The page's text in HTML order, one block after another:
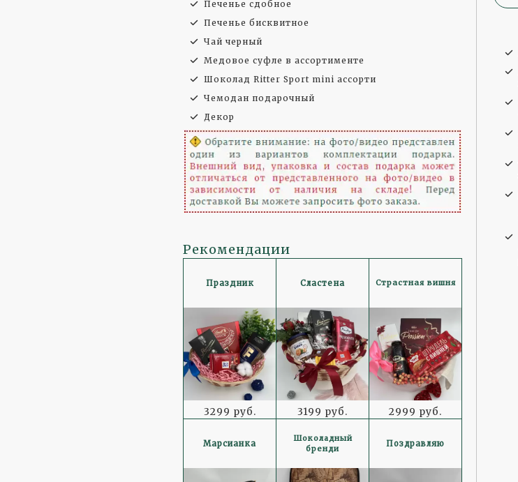
Печенье сдобное
Печенье бисквитное
Чай черный
Медовое суфле в ассортименте
Шоколад Ritter Sport mini ассорти
Чемодан подарочный
Декор
Рекомендации
Праздник
3299 руб.
Сластена
3199 руб.
Страстная вишня
2999 руб.
Марсианка
Шоколадный
бренди
Поздравляю